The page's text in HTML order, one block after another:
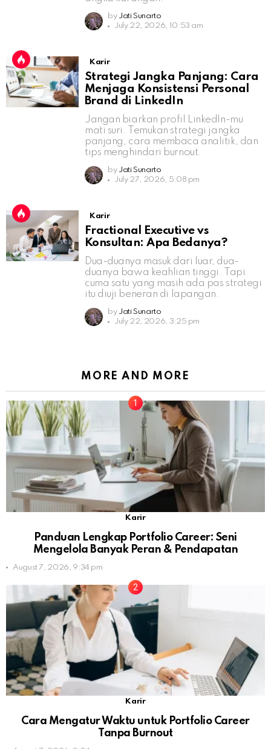
by Jati Sunarto
July 22, 2026, 10:53 am
Karir
Strategi Jangka Panjang: Cara
Menjaga Konsistensi Personal
Brand di LinkedIn
Jangan biarkan profil LinkedIn-mu
mati suri. Temukan strategi jangka
panjang, cara membaca analitik, dan
tips menghindari burnout.
by Jati Sunarto
July 27, 2026, 5:08 pm
Karir
Fractional Executive vs
Konsultan: Apa Bedanya?
Dua-duanya masuk dari luar, dua-
duanya bawa keahlian tinggi. Tapi
cuma satu yang masih ada pas strategi
itu diuji beneran di lapangan.
by Jati Sunarto
July 22, 2026, 3:25 pm
MORE AND MORE
Karir
Panduan Lengkap Portfolio Career: Seni
Mengelola Banyak Peran & Pendapatan
August 7, 2026, 9:34 pm
Karir
Cara Mengatur Waktu untuk Portfolio Career
Tanpa Burnout